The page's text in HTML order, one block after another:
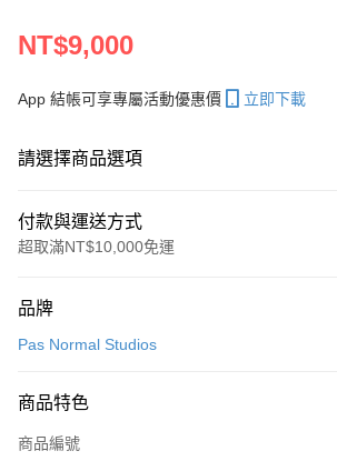
NT$9,000
App 結帳可享專屬活動優惠價 立即下載
請選擇商品選項
付款與運送方式
超取滿NT$10,000免運
信用卡一次付款
LINE Pay
Apple Pay
品牌
Pas Normal Studios
商品特色
商品編號